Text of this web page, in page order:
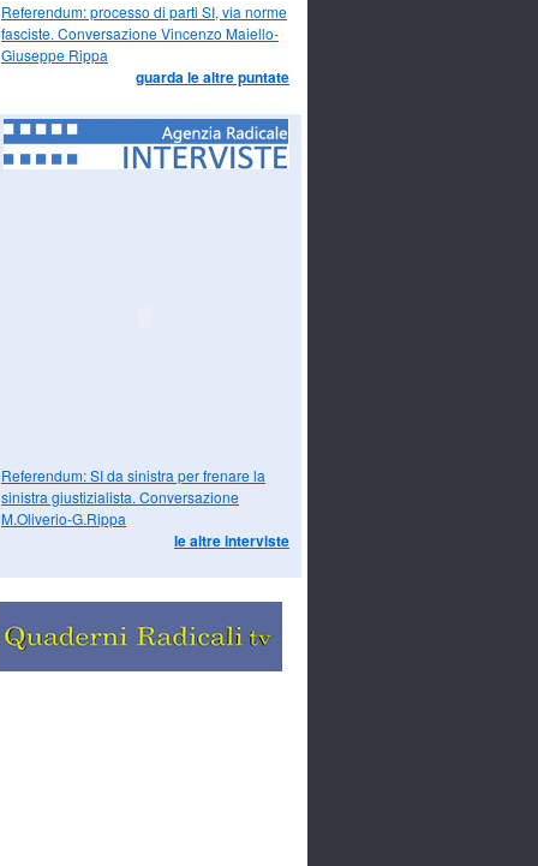
Referendum: processo di parti SI, via norme
fasciste. Conversazione Vincenzo Maiello-
Giuseppe Rippa
guarda le altre puntate
Referendum: SI da sinistra per frenare la
sinistra giustizialista. Conversazione
M.Oliverio-G.Rippa
le altre interviste